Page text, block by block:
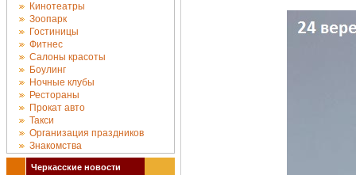
Кинотеатры
Зоопарк
Гостиницы
Фитнес
Салоны красоты
Боулинг
Ночные клубы
Рестораны
Прокат авто
Такси
Организация праздников
Знакомства
Черкасские новости